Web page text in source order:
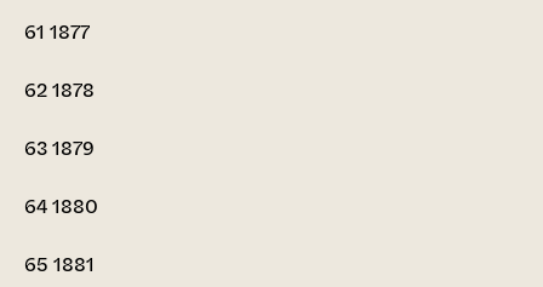
61 1877
621878
631879
641880
65 1881